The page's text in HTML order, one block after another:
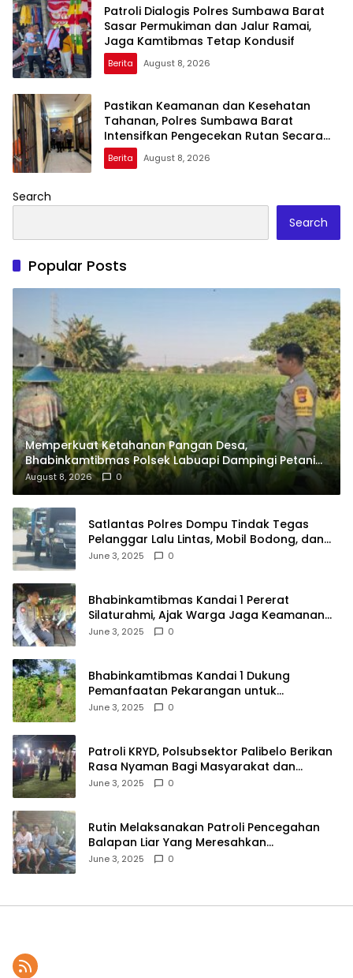
Patroli Dialogis Polres Sumbawa Barat
Sasar Permukiman dan Jalur Ramai,
Jaga Kamtibmas Tetap Kondusif
Berita August 8, 2026
Pastikan Keamanan dan Kesehatan
Tahanan, Polres Sumbawa Barat
Intensifkan Pengecekan Rutan Secara
Berkala
Berita August 8, 2026
Search
Search
Popular Posts
Memperkuat Ketahanan Pangan Desa,
Bhabinkamtibmas Polsek Labuapi Dampingi Petani
Kuranji Dalang
August 8, 2026 0
Satlantas Polres Dompu Tindak Tegas
Pelanggar Lalu Lintas, Mobil Bodong, dan
Kendaraan Tak Bayar Pajak
June 3, 2025 0
Bhabinkamtibmas Kandai 1 Pererat
Silaturahmi, Ajak Warga Jaga Keamanan
Lingkungan
June 3, 2025 0
Bhabinkamtibmas Kandai 1 Dukung
Pemanfaatan Pekarangan untuk
Ketahanan Pangan Menuju Indonesia Emas
June 3, 2025 0
Patroli KRYD, Polsubsektor Palibelo Berikan
Rasa Nyaman Bagi Masyarakat dan
Antisipasi Aksi Menjurus Premanisme
June 3, 2025 0
Rutin Melaksanakan Patroli Pencegahan
Balapan Liar Yang Meresahkan
Masyarakat, Polsek Soromandi
June 3, 2025 0